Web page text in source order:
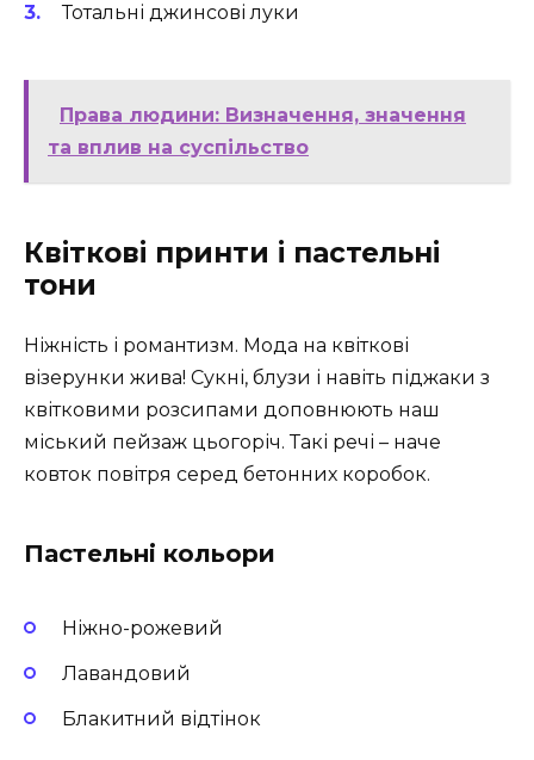
Тотальні джинсові луки
Права людини: Визначення, значення
та вплив на суспільство
Квіткові принти і пастельні
тони
Ніжність і романтизм. Мода на квіткові
візерунки жива! Сукні, блузи і навіть піджаки з
квітковими розсипами доповнюють наш
міський пейзаж цьогоріч. Такі речі – наче
ковток повітря серед бетонних коробок.
Пастельні кольори
Ніжно-рожевий
Лавандовий
Блакитний відтінок